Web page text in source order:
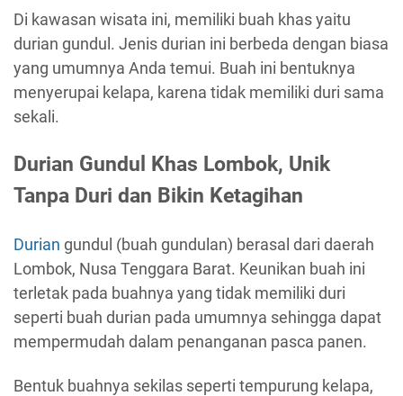
Di kawasan wisata ini, memiliki buah khas yaitu
durian gundul. Jenis durian ini berbeda dengan biasa
yang umumnya Anda temui. Buah ini bentuknya
menyerupai kelapa, karena tidak memiliki duri sama
sekali.
Durian Gundul Khas Lombok, Unik
Tanpa Duri dan Bikin Ketagihan
Durian gundul (buah gundulan) berasal dari daerah
Lombok, Nusa Tenggara Barat. Keunikan buah ini
terletak pada buahnya yang tidak memiliki duri
seperti buah durian pada umumnya sehingga dapat
mempermudah dalam penanganan pasca panen.
Bentuk buahnya sekilas seperti tempurung kelapa,